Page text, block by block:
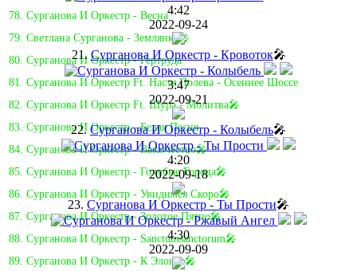
78. Сурганова И Оркестр - Весна
79. Светлана Сурганова - Землянка🎤
80. Сурганова И Оркестр - Гертруда
81. Cурганова И Оркестр Ft. Настя Полева - Осеннее Шоссе
82. Сурганова И Оркестр Ft. Шура - Молитва🎤
83. Сурганова И Оркестр - Белая Песня
84. Сурганова И Оркестр - Высочество🎤
85. Сурганова И Оркестр - Голубые Города🎤
86. Сурганова И Оркестр - Увидимся Скоро🎤
87. Сурганова И Оркестр - Золотое Пятно🎤
88. Сурганова И Оркестр - Sanctumsanctorum🎤
89. Сурганова И Оркестр - К Элоизе🎤
4:42
2022-09-24
21. Сурганова И Оркестр - Кровоток🎤
3:47
2022-09-21
22.Сурганова И Оркестр - Колыбель🎤
4:20
2022-09-18
23. Сурганова И Оркестр - Ты Прости🎤
4:30
2022-09-09